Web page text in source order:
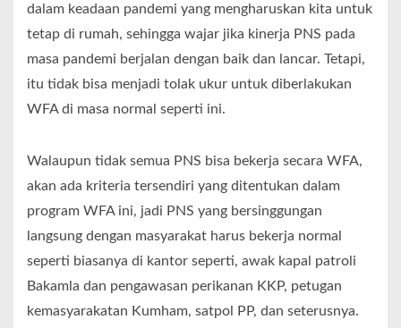
dalam keadaan pandemi yang mengharuskan kita untuk
tetap di rumah, sehingga wajar jika kinerja PNS pada
masa pandemi berjalan dengan baik dan lancar. Tetapi,
itu tidak bisa menjadi tolak ukur untuk diberlakukan
WFA di masa normal seperti ini.
Walaupun tidak semua PNS bisa bekerja secara WFA,
akan ada kriteria tersendiri yang ditentukan dalam
program WFA ini, jadi PNS yang bersinggungan
langsung dengan masyarakat harus bekerja normal
seperti biasanya di kantor seperti, awak kapal patroli
Bakamla dan pengawasan perikanan KKP, petugan
kemasyarakatan Kumham, satpol PP, dan seterusnya.